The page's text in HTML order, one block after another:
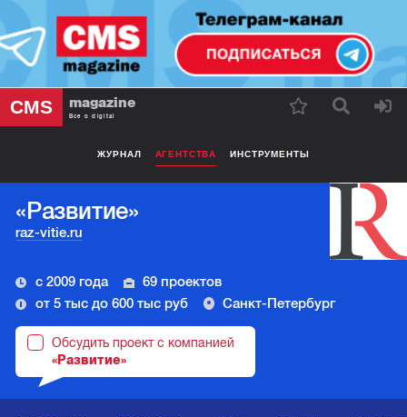
CMS magazine
Все о digital
ЖУРНАЛ АГЕНТСТВА ИНСТРУМЕНТЫ
«Развитие»
raz-vitie.ru
с 2009 года
69 проектов
от 5 тыс до 600 тыс руб
Санкт-Петербург
Обсудить проект с компанией
«Развитие»